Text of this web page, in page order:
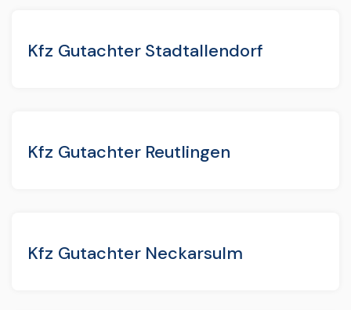
Kfz Gutachter Stadtallendorf
Kfz Gutachter Reutlingen
Kfz Gutachter Neckarsulm